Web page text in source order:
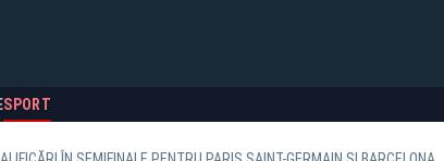
SPORT